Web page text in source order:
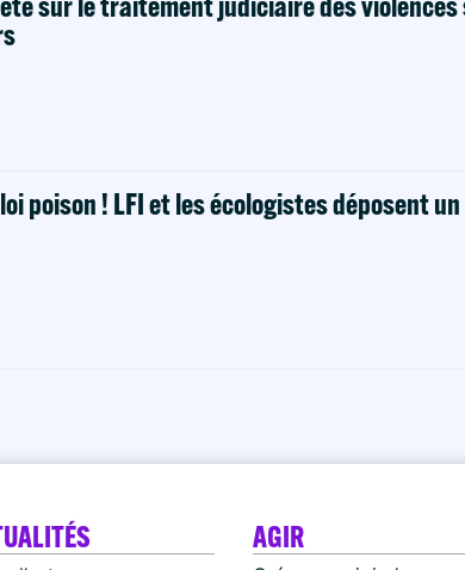
poison ! LFI et les écologistes déposent
AGIR